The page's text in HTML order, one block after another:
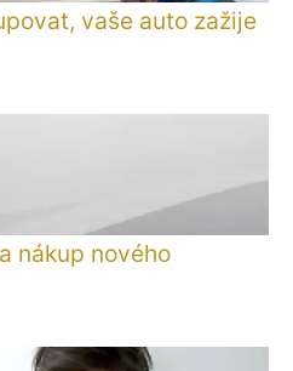
vaše auto zažije
nákup nového